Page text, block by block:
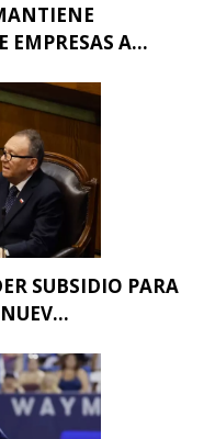
EMPRESAS A...
SUBSIDIO PARA